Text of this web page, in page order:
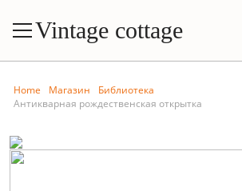
Vintage cottage
Home Магазин
Библиотека
Антикварная рождественская открытка